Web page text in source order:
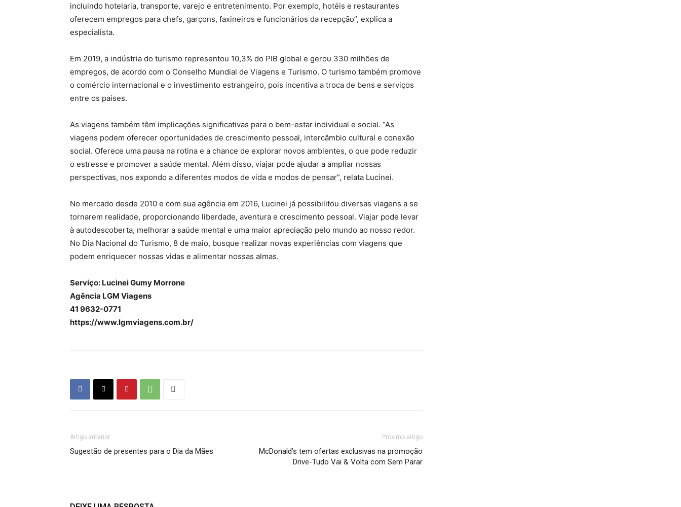
incluindo hotelaria, transporte, varejo e entretenimento. Por exemplo, hotéis e restaurantes
oferecem empregos para chefs, garçons, faxineiros e funcionários da recepção”, explica a
especialista.
Em 2019, a indústria do turismo representou 10,3% do PIB global e gerou 330 milhões de
empregos, de acordo com o Conselho Mundial de Viagens e Turismo. O turismo também promove
o comércio internacional e o investimento estrangeiro, pois incentiva a troca de bens e serviços
entre os países.
As viagens também têm implicações significativas para o bem-estar individual e social. “As
viagens podem oferecer oportunidades de crescimento pessoal, intercâmbio cultural e conexão
social. Oferece uma pausa na rotina e a chance de explorar novos ambientes, o que pode reduzir
o estresse e promover a saúde mental. Além disso, viajar pode ajudar a ampliar nossas
perspectivas, nos expondo a diferentes modos de vida e modos de pensar”, relata Lucinei.
No mercado desde 2010 e com sua agência em 2016, Lucinei já possibilitou diversas viagens a se
tornarem realidade, proporcionando liberdade, aventura e crescimento pessoal. Viajar pode levar
à autodescoberta, melhorar a saúde mental e uma maior apreciação pelo mundo ao nosso redor.
No Dia Nacional do Turismo, 8 de maio, busque realizar novas experiências com viagens que
podem enriquecer nossas vidas e alimentar nossas almas.
Serviço: Lucinei Gumy Morrone
Agência LGM Viagens
41 9632-0771
https://www.lgmviagens.com.br/
Artigo anterior
Sugestão de presentes para o Dia da Mães
Próximo artigo
McDonald’s tem ofertas exclusivas na promoção
Drive-Tudo Vai & Volta com Sem Parar